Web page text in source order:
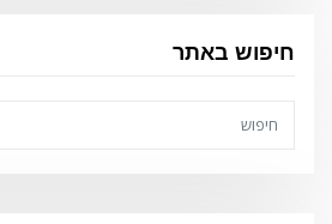
חיפוש באתר